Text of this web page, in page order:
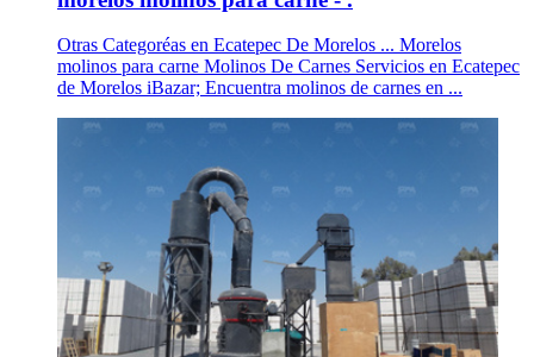
Otras Categoréas en Ecatepec De Morelos ... Morelos
molinos para carne Molinos De Carnes Servicios en Ecatepec
de Morelos iBazar; Encuentra molinos de carnes en ...